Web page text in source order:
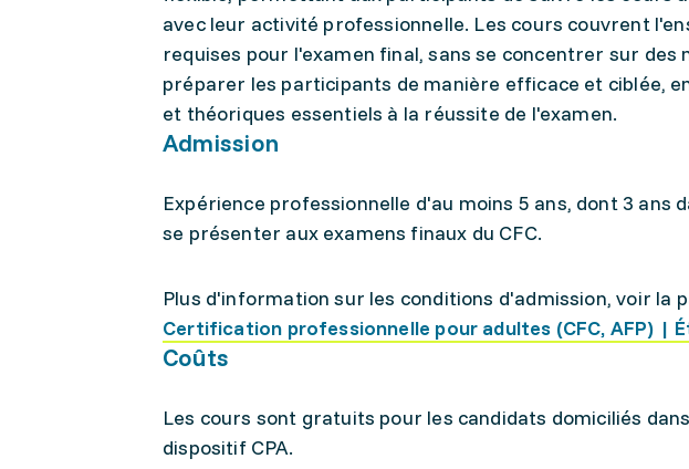
avec leur activité professionnelle. Les cours couvrent
requises pour l'examen final, sans se concentrer sur
préparer les participants de manière efficace et ciblée,
et théoriques essentiels à la réussite de l'examen.
Admission
Expérience professionnelle d'au moins 5 ans, dont 3 ans
se présenter aux examens finaux du CFC.
Plus d'information sur les conditions d'admission, voir la
Certification professionnelle pour adultes (CFC, AFP) |
Coûts
Les cours sont gratuits pour les candidats domiciliés
dispositif CPA.